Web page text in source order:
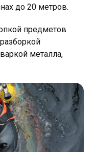
до 20 метров.
предметов
металла,